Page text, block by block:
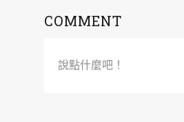
COMMENT
說點什麼吧！